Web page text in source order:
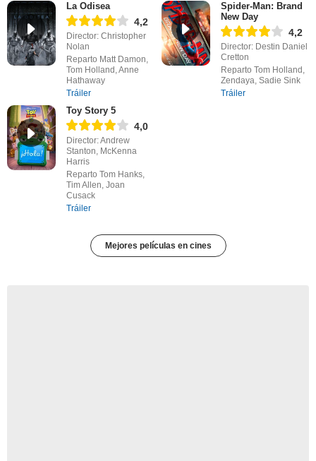
La Odisea
4,2
Director: Christopher
Nolan
Reparto Matt Damon,
Tom Holland, Anne
Hathaway
Tráiler
Spider-Man: Brand
New Day
4,2
Director: Destin Daniel
Cretton
Reparto Tom Holland,
Zendaya, Sadie Sink
Tráiler
Toy Story 5
4,0
Director: Andrew
Stanton, McKenna
Harris
Reparto Tom Hanks,
Tim Allen, Joan
Cusack
Tráiler
Mejores películas en cines